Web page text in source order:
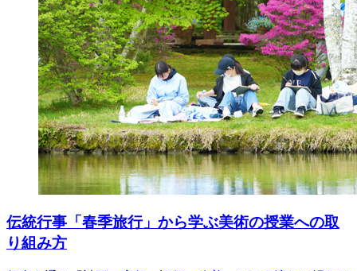
伝統行事「春季旅行」から学ぶ美術の授業への取
り組み方